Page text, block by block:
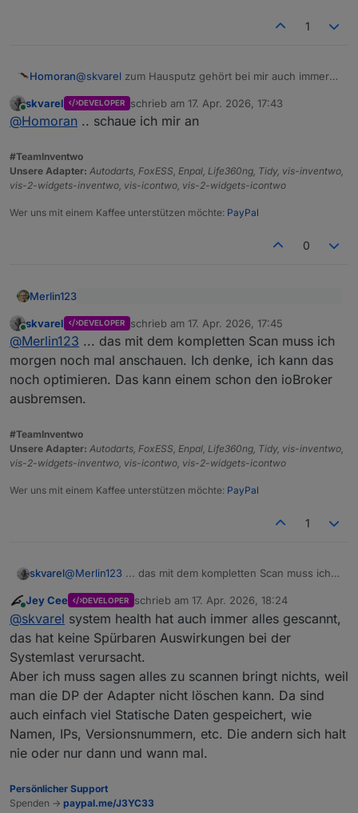
1
Homoran@skvarel zum Hausputz gehört bei mir auch immer
suchen.
@mcuhat da mal ein Skript geschrieben
https://mcuiobroker.gitbook.io/iobroker-
javascript/javascript/history-adapter/nicht-mehr-
geloggte-dps-in-history-verzeichnissen-finden
Mit dem man Historydaten zu nicht mehr existenten
Online
skvarel DEVELOPER schrieb am 17. Apr. 2026, 17:43
zuletzt editiert von
@Homoran .. schaue ich mir an
#TeamInventwo
Unsere Adapter: Autodarts, FoxESS, Enpal, Life360ng, Tidy, vis-inventwo,
vis-2-widgets-inventwo, vis-icontwo, vis-2-widgets-icontwo
Wer uns mit einem Kaffee unterstützen möchte: PayPal
0
Merlin123
Merlin123 .. ich habe mir gerade ein paar
Datenpunkte angesehen. Es gibt bei mir immer
nur einen TS und das wird der, von der letzten
Aktualisierung des Wert sein und den lese ich
Hmmm. Wieso zeigt der dann bei mit in der Tabelle
da nix an?
Ansonsten: Danke für die Erweiterung! Schau ich mir
mal an
Online
skvarel DEVELOPER schrieb am 17. Apr. 2026, 17:45
zuletzt editiert von
@Merlin123 ... das mit dem kompletten Scan muss ich
morgen noch mal anschauen. Ich denke, ich kann das
noch optimieren. Das kann einem schon den ioBroker
ausbremsen.
#TeamInventwo
Unsere Adapter: Autodarts, FoxESS, Enpal, Life360ng, Tidy, vis-inventwo,
vis-2-widgets-inventwo, vis-icontwo, vis-2-widgets-icontwo
Wer uns mit einem Kaffee unterstützen möchte: PayPal
1
skvarel@Merlin123
noch optimieren. Das kann einem schon den ioBroker
ausbremsen.
Online
Jey Cee DEVELOPER schrieb am 17. Apr. 2026, 18:24
zuletzt editiert von
@skvarel system health hat auch immer alles gescannt,
das hat keine Spürbaren Auswirkungen bei der
Systemlast verursacht.
Aber ich muss sagen alles zu scannen bringt nichts, weil
man die DP der Adapter nicht löschen kann. Da sind
auch einfach viel Statische Daten gespeichert, wie
Namen, IPs, Versionsnummern, etc. Die andern sich halt
nie oder nur dann und wann mal.
Persönlicher Support
Spenden -> paypal.me/J3YC33